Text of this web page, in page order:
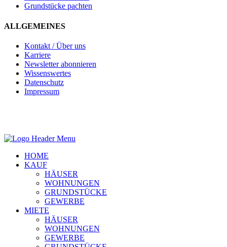
Grundstücke pachten
ALLGEMEINES
Kontakt / Über uns
Karriere
Newsletter abonnieren
Wissenswertes
Datenschutz
Impressum
HOME
KAUF
HÄUSER
WOHNUNGEN
GRUNDSTÜCKE
GEWERBE
MIETE
HÄUSER
WOHNUNGEN
GEWERBE